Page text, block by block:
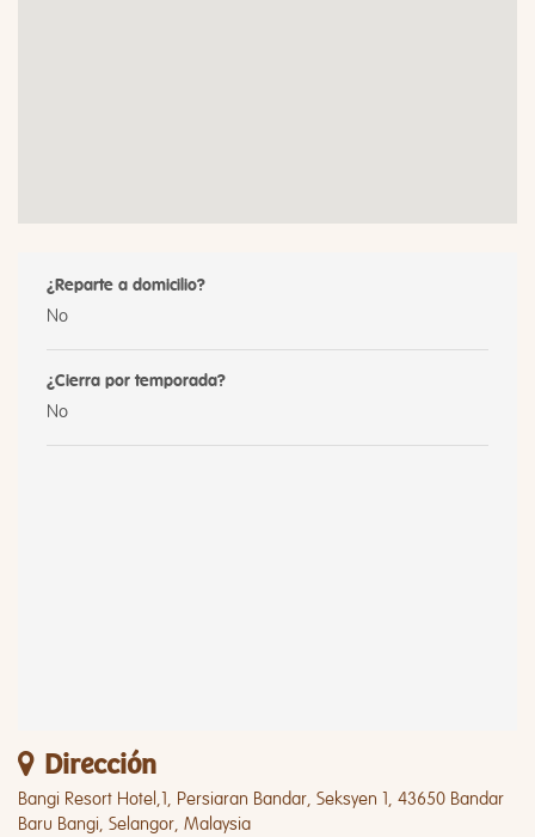
¿Reparte a domicilio?
No
¿Cierra por temporada?
No
Dirección
Bangi Resort Hotel,1, Persiaran Bandar, Seksyen 1, 43650 Bandar
Baru Bangi, Selangor, Malaysia